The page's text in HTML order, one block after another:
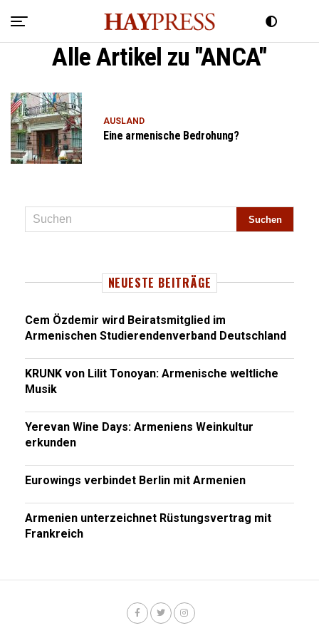
Alle Artikel zu "ANCA"
AUSLAND
Eine armenische Bedrohung?
NEUESTE BEITRÄGE
Cem Özdemir wird Beiratsmitglied im
Armenischen Studierendenverband Deutschland
KRUNK von Lilit Tonoyan: Armenische weltliche
Musik
Yerevan Wine Days: Armeniens Weinkultur
erkunden
Eurowings verbindet Berlin mit Armenien
Armenien unterzeichnet Rüstungsvertrag mit
Frankreich